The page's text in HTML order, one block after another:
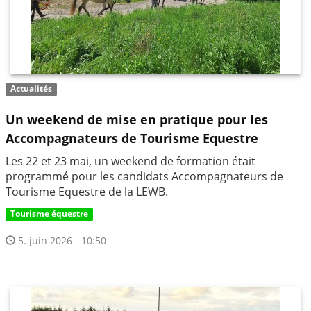
Actualités
Un weekend de mise en pratique pour les
Accompagnateurs de Tourisme Equestre
Les 22 et 23 mai, un weekend de formation était
programmé pour les candidats Accompagnateurs de
Tourisme Equestre de la LEWB.
Tourisme équestre
5. juin 2026 - 10:50